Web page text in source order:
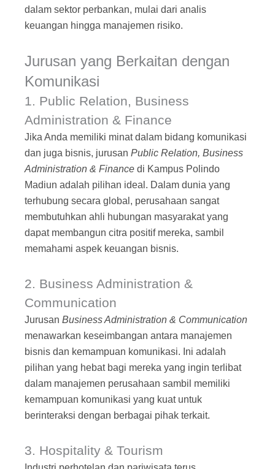
dalam sektor perbankan, mulai dari analis
keuangan hingga manajemen risiko.
Jurusan yang Berkaitan dengan
Komunikasi
1. Public Relation, Business
Administration & Finance
Jika Anda memiliki minat dalam bidang komunikasi
dan juga bisnis, jurusan Public Relation, Business
Administration & Financedi Kampus Polindo
Madiun adalah pilihan ideal. Dalam dunia yang
terhubung secara global, perusahaan sangat
membutuhkan ahli hubungan masyarakat yang
dapat membangun citra positif mereka, sambil
memahami aspek keuangan bisnis.
2. Business Administration &
Communication
Jurusan Business Administration & Communication
menawarkan keseimbangan antara manajemen
bisnis dan kemampuan komunikasi. Ini adalah
pilihan yang hebat bagi mereka yang ingin terlibat
dalam manajemen perusahaan sambil memiliki
kemampuan komunikasi yang kuat untuk
berinteraksi dengan berbagai pihak terkait.
3. Hospitality & Tourism